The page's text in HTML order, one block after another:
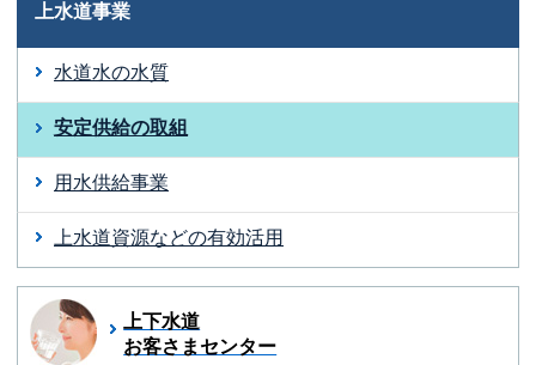
上水道事業
水道水の水質
安定供給の取組
用水供給事業
上水道資源などの有効活用
上下水道
お客さまセンター